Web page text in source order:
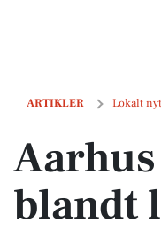
ARTIKLER Lokalt nyt
Aarhus Kommune
blandt